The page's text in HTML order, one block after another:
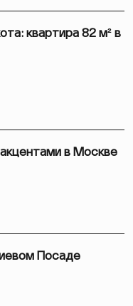
квартира 82 м² в
в Москве
Посаде